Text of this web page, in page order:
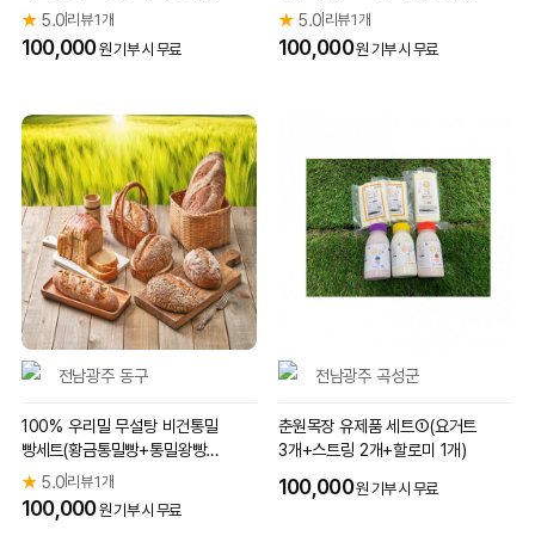
+할루미치즈 150g)
★5.0 리뷰 1개
100,000원 기부 시 무료
4개)
★ 5.0 리뷰 1개
100,000원 기부 시 무료
전남광주 동구
100% 우리밀 무설탕 비건통밀
빵세트(황금통밀빵+통밀왕빵
+바질토마토통밀빵+대파발효
통밀과자)
★5.0 리뷰 1개
100,000원 기부 시 무료
전남광주 곡성군
춘원목장 유제품 세트①(요거트
3개+스트링 2개+할로미 1개)
100,000원 기부 시 무료